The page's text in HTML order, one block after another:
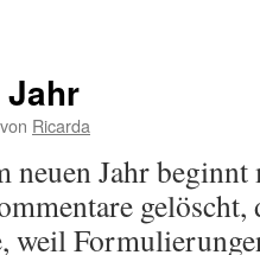
von Ricarda
neuen Jahr
weil